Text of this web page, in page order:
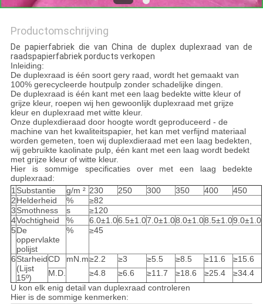
Productomschrijving
De papierfabriek die van China de duplex duplexraad van de
raadspapierfabriek porducts verkopen
Inleiding:
De duplexraad is één soort gery raad, wordt het gemaakt van
100% gerecycleerde houtpulp zonder schadelijke dingen.
De duplexraad is één kant met een laag bedekte witte kleur of
grijze kleur, roepen wij hen gewoonlijk duplexraad met grijze
kleur en duplexraad met witte kleur.
Onze duplexdieraad door hoogte wordt geproduceerd - de
machine van het kwaliteitspapier, het kan met verfijnd materiaal
worden gemeten, toen wij duplexdieraad met een laag bedekten,
wij gebruikte kaolinate pulp, één kant met een laag wordt bedekt
met grijze kleur of witte kleur.
Hier is sommige specificaties over met een laag bedekte
duplexraad:
1Substantie g/m ² 230 250 300 350 400
450
2Helderheid %
≥82
3Smothness s
≥120
4Vochtigheid % 6.0±1.06.5±1.07.0±1.08.0±1.08.5±1.09.0±1.0
5De
oppervlakte
polijst
% ≥45
6Starheid
(Lijst
15º)
CD mN.m≥2.2 ≥3 ≥5.5 ≥8.5 ≥11.6
≥15.6
M.D.
≥4.8 ≥6.6 ≥11.7 ≥18.6 ≥25.4
≥34.4
U kon elk enig detail van duplexraad controleren
Hier is de sommige kenmerken: